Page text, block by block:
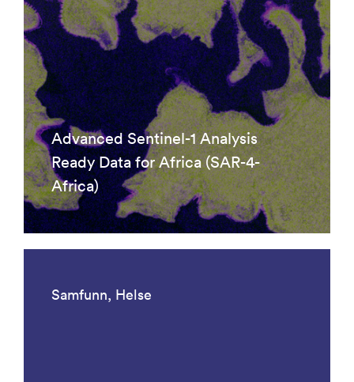
Advanced Sentinel-1 Analysis
Ready Data for Africa (SAR-4-
Africa)
Samfunn, Helse